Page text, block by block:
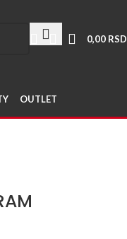
0,00 RSD
OUTLET